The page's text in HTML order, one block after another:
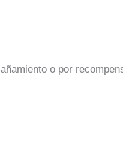
o por